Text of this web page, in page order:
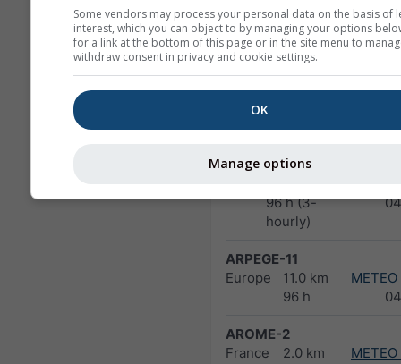
HRRR-2
North America 3.0 km
17 h
FV3-5
Alaska
48 h
ARPEGE-25
96 h (3-
hourly)
ARPEGE-11
Europe
11.0 km
96 h
AROME-2
France
2.0 km
Some vendors may process your personal data on the basis of
interest, which you can object to by managing your options
for a link at the bottom of this page or in the site menu to
withdraw consent in privacy and cookie settings.
OK
Manage options